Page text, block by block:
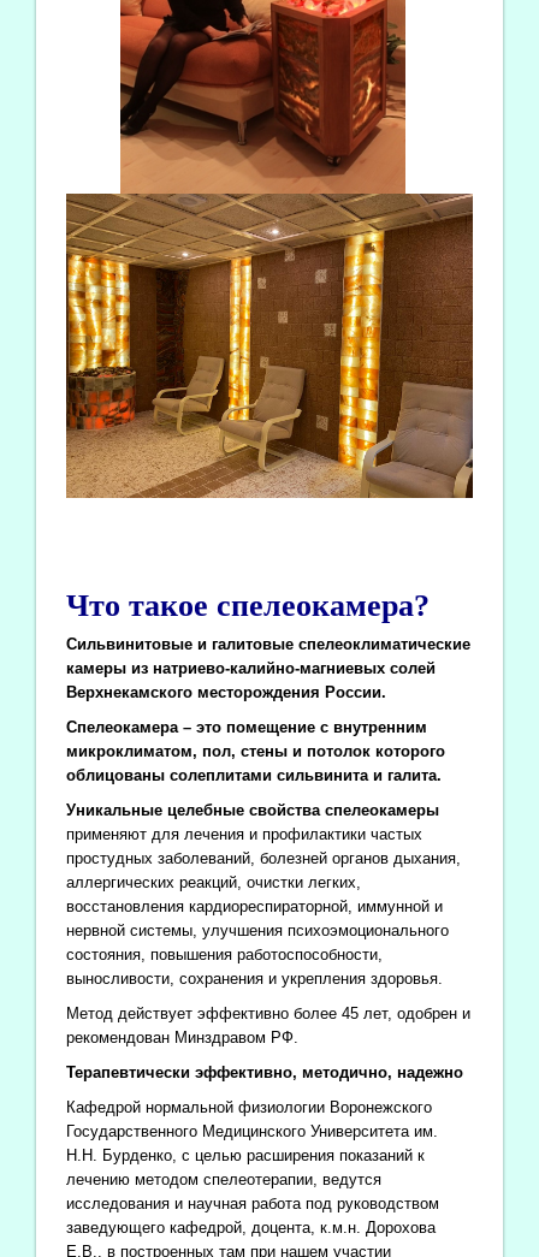
Что такое спелеокамера?
Сильвинитовые и галитовые спелеоклиматические
камеры из натриево-калийно-магниевых солей
Верхнекамского месторождения России.
Спелеокамера – это помещение с внутренним
микроклиматом, пол, стены и потолок которого
облицованы солеплитами сильвинита и галита.
Уникальные целебные свойства спелеокамеры
применяют для лечения и профилактики частых
простудных заболеваний, болезней органов дыхания,
аллергических реакций, очистки легких,
восстановления кардиореспираторной, иммунной и
нервной системы, улучшения психоэмоционального
состояния, повышения работоспособности,
выносливости, сохранения и укрепления здоровья.
Метод действует эффективно более 45 лет, одобрен и
рекомендован Минздравом РФ.
Терапевтически эффективно, методично, надежно
Кафедрой нормальной физиологии Воронежского
Государственного Медицинского Университета им.
Н.Н. Бурденко, с целью расширения показаний к
лечению методом спелеотерапии, ведутся
исследования и научная работа под руководством
заведующего кафедрой, доцента, к.м.н. Дорохова
Е.В., в построенных там при нашем участии